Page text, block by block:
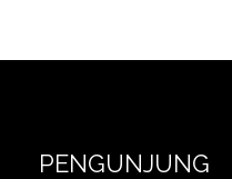
PENGUNJUNG